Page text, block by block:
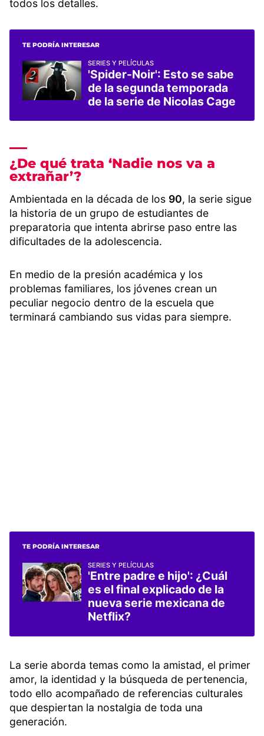
todos los detalles.
TE PODRÍA INTERESAR
SERIES Y PELÍCULAS
'Spider-Noir': Esto se sabe
de la segunda temporada
de la serie de Nicolas Cage
¿De qué trata ‘Nadie nos va a
extrañar’?
Ambientada en la década de los 90, la serie sigue
la historia de un grupo de estudiantes de
preparatoria que intenta abrirse paso entre las
dificultades de la adolescencia.
En medio de la presión académica y los
problemas familiares, los jóvenes crean un
peculiar negocio dentro de la escuela que
terminará cambiando sus vidas para siempre.
TE PODRÍA INTERESAR
SERIES Y PELÍCULAS
'Entre padre e hijo': ¿Cuál
es el final explicado de la
nueva serie mexicana de
Netflix?
La serie aborda temas como la amistad, el primer
amor, la identidad y la búsqueda de pertenencia,
todo ello acompañado de referencias culturales
que despiertan la nostalgia de toda una
generación.